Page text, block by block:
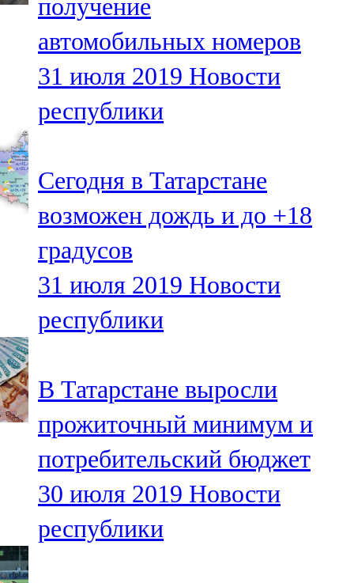
получение
автомобильных номеров
31 июля 2019 Новости
республики
Сегодня в Татарстане
возможен дождь и до +18
градусов
31 июля 2019 Новости
республики
В Татарстане выросли
прожиточный минимум и
потребительский бюджет
30 июля 2019 Новости
республики